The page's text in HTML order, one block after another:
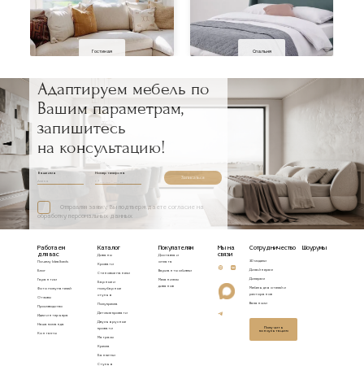
Гостиная Спальня
Адаптируем мебель по
Вашим параметрам,
запишитесь
на консультацию!
Ваше имя Номер телефона
Записаться
Отправляя заявку, Вы подтверждаете согласие на
обработку персональных данных
Работаем
для вас
Почему Idealbeds
Блог
Гарантии
Фото покупателей
Отзывы
Производство
Идеи интерьера
Наша команда
Контакты
Каталог
Диваны
Кровати
Стеновые панели
Барные и
полубарные
стулья
Полукресла
Детские кровати
Двухъярусные
кровати
Матрасы
Кресла
Банкетки
Стулья
Покупателям
Доставка и
оплата
Варианты обивки
Механизмы
диванов
Мы на
связи
Сотрудничество
3D модели
Дизайнерам
Дилерам
Мебель для отелей и
ресторанов
Вакансии
Получить
консультацию
Шоурумы